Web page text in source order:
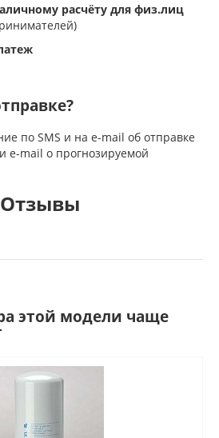
расчёту для физ.лиц
по SMS и на e-mail об отправке
e-mail о прогнозируемой
Отзывы
этой модели чаще